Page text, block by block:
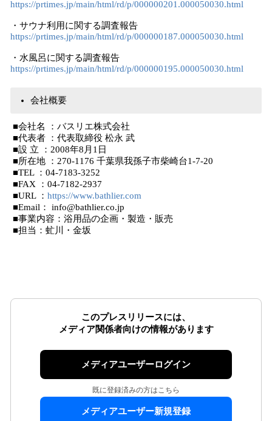
https://prtimes.jp/main/html/rd/p/000000201.000050030.html
・サウナ利用に関する調査報告
https://prtimes.jp/main/html/rd/p/000000187.000050030.html
・水風呂に関する調査報告
https://prtimes.jp/main/html/rd/p/000000195.000050030.html
会社概要
■会社名 ：バスリエ株式会社
■代表者 ：代表取締役 松永 武
■設 立 ：2008年8月1日
■所在地 ：270-1176 千葉県我孫子市柴崎台1-7-20
■TEL ：04-7183-3252
■FAX ：04-7182-2937
■URL ： https://www.bathlier.com
■Email： info@bathlier.co.jp
■事業内容：浴用品の企画・製造・販売
■担当：虻川・金坂
このプレスリリースには、
メディア関係者向けの情報があります
メディアユーザーログイン
既に登録済みの方はこちら
メディアユーザー新規登録